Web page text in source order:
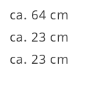
ca. 64 cm
ca. 23 cm
ca. 23 cm